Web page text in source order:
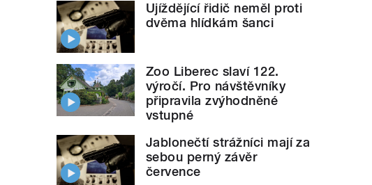
Ujíždějící řidič neměl proti
dvěma hlídkám šanci
Zoo Liberec slaví 122.
výročí. Pro návštěvníky
připravila zvýhodněné
vstupné
Jablonečtí strážníci mají za
sebou perný závěr
července